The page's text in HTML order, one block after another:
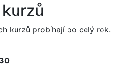
kurzů probíhají po celý rok.